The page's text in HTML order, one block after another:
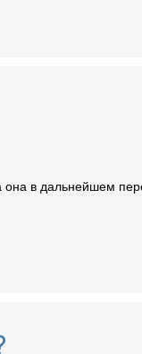
она в дальнейшем